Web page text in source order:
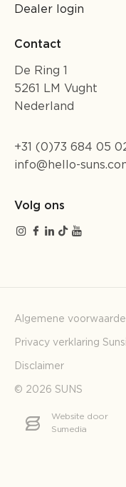
Dealer login
Contact
De Ring 1
5261 LM Vught
Nederland
+31 (0)73 684 05
info@hello-
Volg ons
Algemene
Privacy verklaring
Disclaimer
© 2026 SUNS
Website door
Sumedia